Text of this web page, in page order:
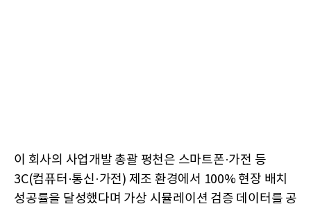
이 회사의 사업개발 총괄 펑천은 스마트폰·가전 등
3C(컴퓨터·통신·가전) 제조 환경에서 100% 현장 배치
성공률을 달성했다며 가상 시뮬레이션 검증 데이터를 공